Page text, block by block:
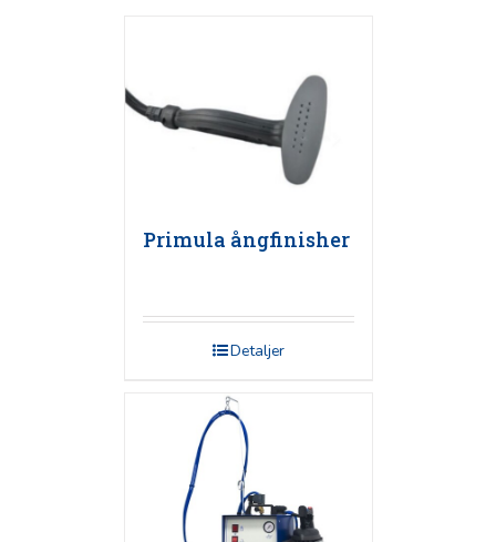
Primula ångfinisher
Detaljer